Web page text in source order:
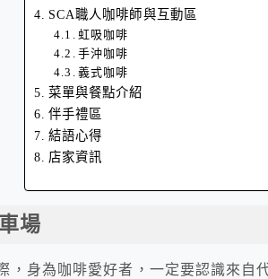
SCA職人咖啡師與互動區
虹吸咖啡
手沖咖啡
義式咖啡
菜單與餐點介紹
伴手禮區
結語心得
店家資訊
場
，身為咖啡愛好者，一定要認識來自